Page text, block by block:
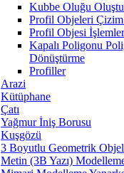
Kubbe Oluğu
Profil Objeleri Çizim
Profil Objesi
Kapalı Poligonu
Dönüştürme
Profiller
Arazi
Kütüphane
Çatı
Yağmur İniş Borusu
Kuşgözü
3 Boyutlu Geometrik
Metin (3B Yazı)